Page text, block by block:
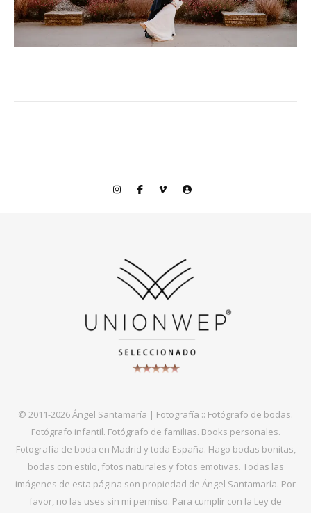
© 2011-2026 Ángel Santamaría | Fotografía :: Fotógrafo de bodas.
Fotógrafo infantil. Fotógrafo de familias. Books personales.
Fotografía de boda en Madrid y toda España. Hago bodas bonitas,
bodas con estilo, fotos naturales y fotos emotivas. Todas las
imágenes de esta página son propiedad de Ángel Santamaría. Por
favor, no las uses sin mi permiso. Para cumplir con la Ley de